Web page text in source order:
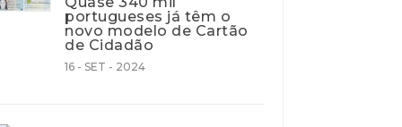
portugueses já têm o
novo modelo de Cartão
de Cidadão
16 - SET - 2024